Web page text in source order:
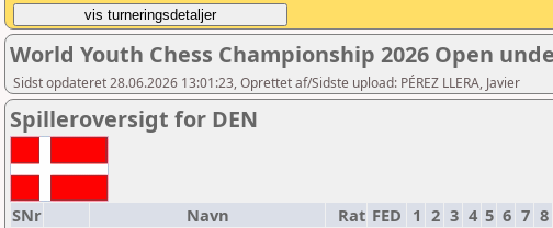
World Youth Chess Championship 2026 Open
Sidst opdateret 28.06.2026 13:01:23, Oprettet af/Sidste upload: PÉREZ LLERA, Javier
Spilleroversigt for DEN
SNr Navn Rat FED 1 2 3 4 5 6 7 8